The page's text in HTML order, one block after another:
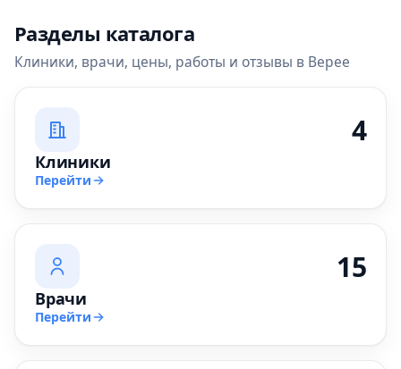
Разделы каталога
Клиники, врачи, цены, работы и отзывы в Верее
4
Клиники
Перейти
15
Врачи
Перейти